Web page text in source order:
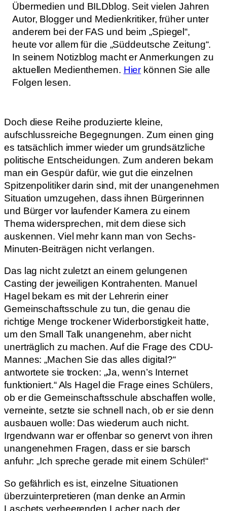
Übermedien und BILDblog. Seit vielen Jahren
Autor, Blogger und Medienkritiker, früher unter
anderem bei der FAS und beim „Spiegel“,
heute vor allem für die „Süddeutsche Zeitung“.
In seinem Notizblog macht er Anmerkungen zu
aktuellen Medienthemen. Hier können Sie alle
Folgen lesen.
Doch diese Reihe produzierte kleine,
aufschlussreiche Begegnungen. Zum einen ging
es tatsächlich immer wieder um grundsätzliche
politische Entscheidungen. Zum anderen bekam
man ein Gespür dafür, wie gut die einzelnen
Spitzenpolitiker darin sind, mit der unangenehmen
Situation umzugehen, dass ihnen Bürgerinnen
und Bürger vor laufender Kamera zu einem
Thema widersprechen, mit dem diese sich
auskennen. Viel mehr kann man von Sechs-
Minuten-Beiträgen nicht verlangen.
Das lag nicht zuletzt an einem gelungenen
Casting der jeweiligen Kontrahenten. Manuel
Hagel bekam es mit der Lehrerin einer
Gemeinschaftsschule zu tun, die genau die
richtige Menge trockener Widerborstigkeit hatte,
um den Small Talk unangenehm, aber nicht
unerträglich zu machen. Auf die Frage des CDU-
Mannes: „Machen Sie das alles digital?“
antwortete sie trocken: „Ja, wenn’s Internet
funktioniert.“ Als Hagel die Frage eines Schülers,
ob er die Gemeinschaftsschule abschaffen wolle,
verneinte, setzte sie schnell nach, ob er sie denn
ausbauen wolle: Das wiederum auch nicht.
Irgendwann war er offenbar so genervt von ihren
unangenehmen Fragen, dass er sie barsch
anfuhr: „Ich spreche gerade mit einem Schüler!“
So gefährlich es ist, einzelne Situationen
überzuinterpretieren (man denke an Armin
Laschets verheerenden Lacher nach der